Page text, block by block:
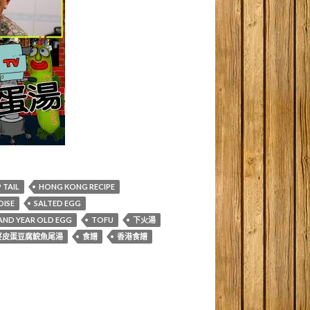
TAIL
HONG KONG RECIPE
SALTED EGG
YEAR OLD EGG
TOFU
下火湯
皮蛋豆腐鯇魚尾湯
食譜 香港食譜